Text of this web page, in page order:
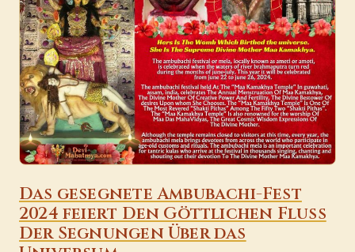
Das gesegnete Ambubachi-Fest
2024 feiert Den Göttlichen Fluss
Der Segnungen Über das